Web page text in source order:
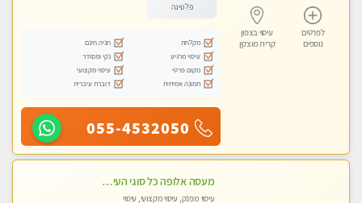
לפרטים
נוספים
עיסוי בצפון
קרית מוצקין
פלטינה
מקלחת
חניה חינם
עיסוי מרגיע
נקי ומסודר
מקום פרטי
עיסוי מקצועי
תמונה אמיתית
דוברת עיברית
055-4532050
מעסה אלופה כל סוגי העיסויים מעסה מקצועית ואיכותית פרטי!!!
עיסוי מפנק, עיסוי מקצועי, עיסוי